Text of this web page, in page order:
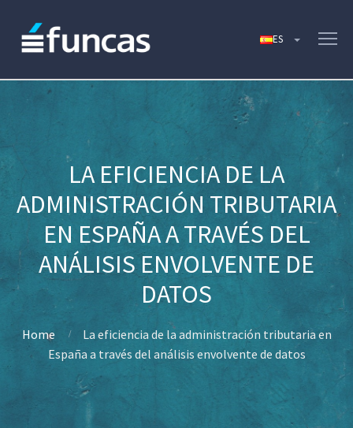
LA EFICIENCIA DE LA
ADMINISTRACIÓN TRIBUTARIA
EN ESPAÑA A TRAVÉS DEL
ANÁLISIS ENVOLVENTE DE
DATOS
Home
La eficiencia de la administración tributaria en
España a través del análisis envolvente de datos